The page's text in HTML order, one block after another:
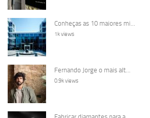
Conheças as 10 maiores mi...
1k views
Fernando Jorge o mais alt...
0.9k views